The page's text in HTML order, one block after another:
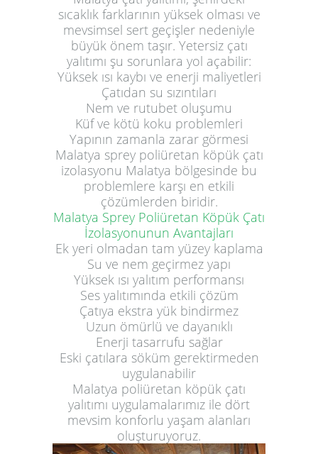
sıcaklık farklarının yüksek olması ve
mevsimsel sert geçişler nedeniyle
büyük önem taşır. Yetersiz çatı
yalıtımı şu sorunlara yol açabilir:
Yüksek ısı kaybı ve enerji maliyetleri
Çatıdan su sızıntıları
Nem ve rutubet oluşumu
Küf ve kötü koku problemleri
Yapının zamanla zarar görmesi
Malatya sprey poliüretan köpük çatı
izolasyonu Malatya bölgesinde bu
problemlere karşı en etkili
çözümlerden biridir.
Malatya Sprey Poliüretan Köpük Çatı
İzolasyonunun Avantajları
Ek yeri olmadan tam yüzey kaplama
Su ve nem geçirmez yapı
Yüksek ısı yalıtım performansı
Ses yalıtımında etkili çözüm
Çatıya ekstra yük bindirmez
Uzun ömürlü ve dayanıklı
Enerji tasarrufu sağlar
Eski çatılara söküm gerektirmeden
uygulanabilir
Malatya poliüretan köpük çatı
yalıtımı uygulamalarımız ile dört
mevsim konforlu yaşam alanları
oluşturuyoruz.